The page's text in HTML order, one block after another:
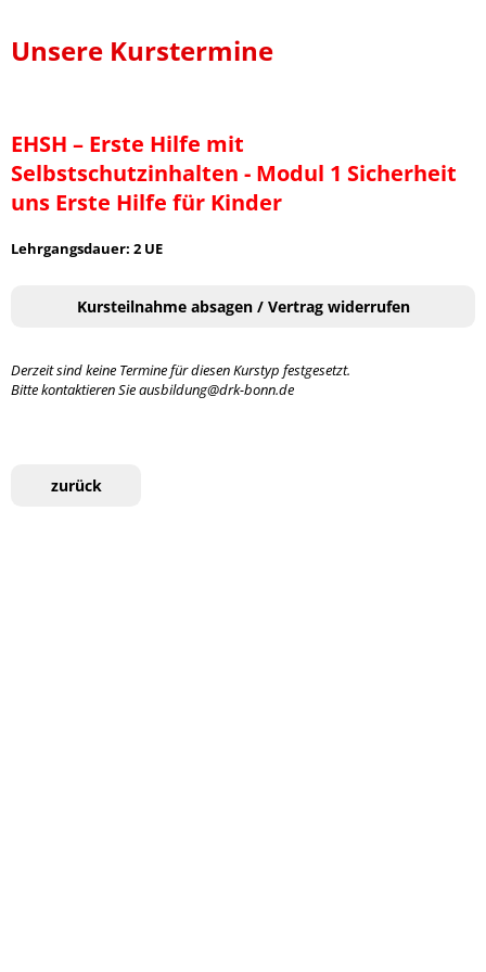
Unsere Kurstermine
EHSH – Erste Hilfe mit
Selbstschutzinhalten - Modul 1 Sicherheit
uns Erste Hilfe für Kinder
Lehrgangsdauer: 2 UE
Kursteilnahme absagen / Vertrag widerrufen
Derzeit sind keine Termine für diesen Kurstyp festgesetzt.
Bitte kontaktieren Sie ausbildung@drk-bonn.de
zurück